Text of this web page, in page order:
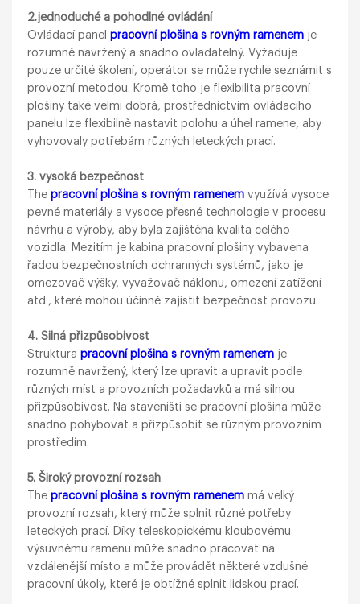
2.jednoduché a pohodlné ovládání
Ovládací panelpracovní plošina s rovným ramenem je
rozumně navržený a snadno ovladatelný. Vyžaduje
pouze určité školení, operátor se může rychle seznámit s
provozní metodou. Kromě toho je flexibilita pracovní
plošiny také velmi dobrá, prostřednictvím ovládacího
panelu lze flexibilně nastavit polohu a úhel ramene, aby
vyhovovaly potřebám různých leteckých prací.
3. vysoká bezpečnost
Thepracovní plošina s rovným ramenem využívá vysoce
pevné materiály a vysoce přesné technologie v procesu
návrhu a výroby, aby byla zajištěna kvalita celého
vozidla. Mezitím je kabina pracovní plošiny vybavena
řadou bezpečnostních ochranných systémů, jako je
omezovač výšky, vyvažovač náklonu, omezení zatížení
atd., které mohou účinně zajistit bezpečnost provozu.
4. Silná přizpůsobivost
Strukturapracovní plošina s rovným ramenem je
rozumně navržený, který lze upravit a upravit podle
různých míst a provozních požadavků a má silnou
přizpůsobivost. Na staveništi se pracovní plošina může
snadno pohybovat a přizpůsobit se různým provozním
prostředím.
5. Široký provozní rozsah
Thepracovní plošina s rovným ramenem má velký
provozní rozsah, který může splnit různé potřeby
leteckých prací. Díky teleskopickému kloubovému
výsuvnému ramenu může snadno pracovat na
vzdálenější místo a může provádět některé vzdušné
pracovní úkoly, které je obtížné splnit lidskou prací.